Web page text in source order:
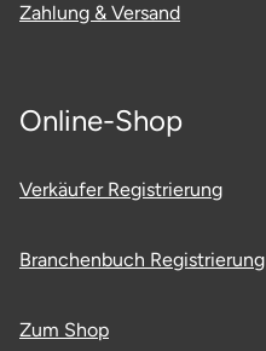
Zahlung & Versand
Online-Shop
Verkäufer Registrierung
Branchenbuch Registrierung
Zum Shop